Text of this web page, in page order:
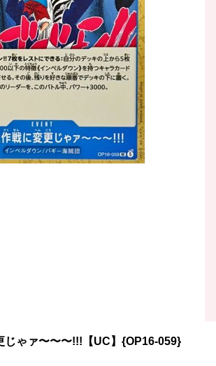
じゃァ〜〜〜!!!【UC】{OP16-059}